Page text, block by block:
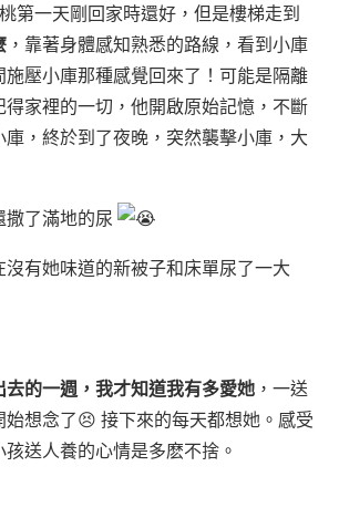
第一天剛回家時還好，但是樓梯走到
，靠著身體感知熟悉的路線，看到小庫
施壓小庫那種感覺回來了！可能是隔離
得家裡的一切，他開啟原始記憶，不斷
，終於到了夜晚，突然襲擊小庫，大
了滿地的尿
有她味道的新被子和床單尿了一大
去的一週，我才知道我有多愛她 ，一送
想念了😣 接下來的每天都想她。感受
送人養的心情是多麽不捨。